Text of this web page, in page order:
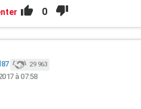
0
29 963
à 07:58